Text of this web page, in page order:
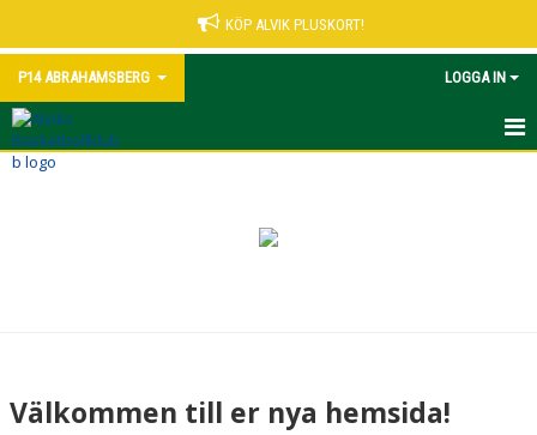
KÖP ALVIK PLUSKORT!
P14 ABRAHAMSBERG LOGGA IN
HEM
Välkommen till er nya hemsida!